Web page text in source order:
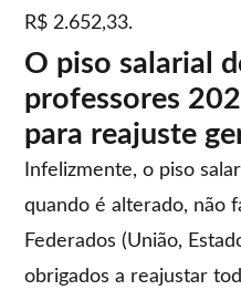
R$ 2.652,33.
O piso salarial
professores
para reajuste
Infelizmente, o piso
quando é alterado, não
Federados (União,
obrigados a reajustar